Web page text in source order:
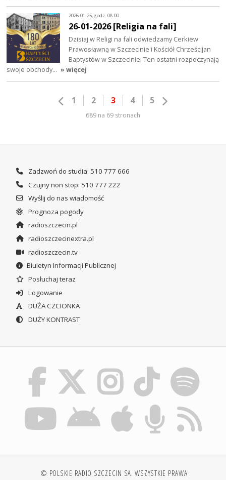
2026-01-25, godz. 08:00
26-01-2026 [Religia na fali]
Dzisiaj w Religi na fali odwiedzamy Cerkiew
Prawosławną w Szczecinie i Kościół Chrześcijan
Baptystów w Szczecinie. Ten ostatni rozpoczynają
swoje obchody… » więcej
1 2 3 4 5
689 na 69 stronach
Zadzwoń do studia: 510 777 666
Czujny non stop: 510 777 222
Wyślij do nas wiadomość
Prognoza pogody
radioszczecin.pl
radioszczecinextra.pl
radioszczecin.tv
Biuletyn Informacji Publicznej
Posłuchaj teraz
Logowanie
DUŻA CZCIONKA
DUŻY KONTRAST
© POLSKIE RADIO SZCZECIN SA. WSZYSTKIE PRAWA